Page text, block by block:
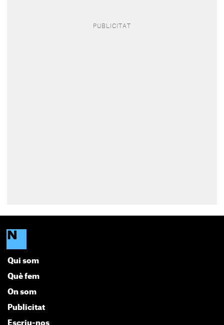
Qui som
Què fem
On som
Publicitat
Escriu-nos